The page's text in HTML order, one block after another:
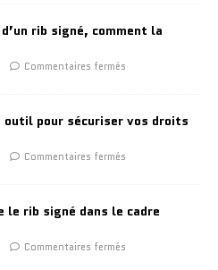
rib signé, comment la
Commentaires fermés
outil pour sécuriser vos droits
Commentaires fermés
le rib signé dans le cadre
Commentaires fermés